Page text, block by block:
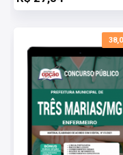
Posso imprimir a
Quando poderei
Assim que o pagamento
com as informações
Importante: caso a
somente será liberado